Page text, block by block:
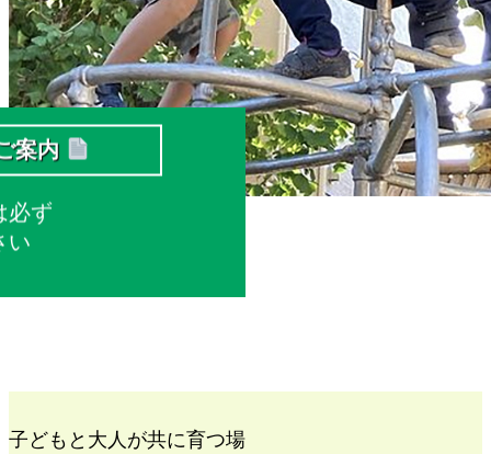
案内
必ず
い
子どもと大人が共に育つ場